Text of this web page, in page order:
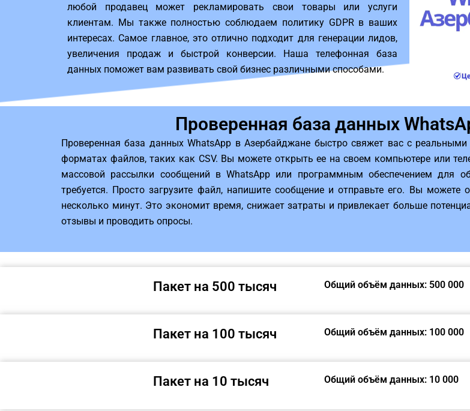
любой продавец может рекламировать свои товары или услуги
клиентам. Мы также полностью соблюдаем политику GDPR в ваших
интересах. Самое главное, это отлично подходит для генерации лидов,
увеличения продаж и быстрой конверсии. Наша телефонная база
данных поможет вам развивать свой бизнес различными способами.
Проверенная база данных
Проверенная база данных WhatsApp в Азербайджане быстро свяжет вас с
форматах файлов, таких как CSV. Вы можете открыть ее на своем компьютере или
массовой рассылки сообщений в WhatsApp или программным обеспечением для
требуется. Просто загрузите файл, напишите сообщение и отправьте его. Вы
несколько минут. Это экономит время, снижает затраты и привлекает больше
отзывы и проводить опросы.
Пакет на 500 тысяч Общий объём данных: 500 000
Пакет на 100 тысяч Общий объём данных: 100 000
Пакет на 10 тысяч Общий объём данных: 10 000